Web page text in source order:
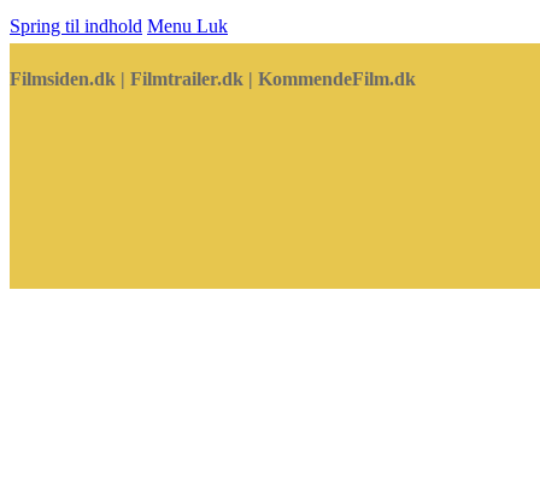
Spring til indhold Menu Luk
Filmsiden.dk | Filmtrailer.dk | KommendeFilm.dk